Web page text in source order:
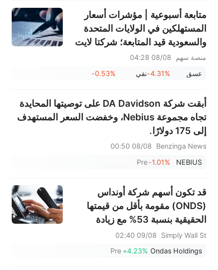
مايكروسوفت (MSFT) إلى 690
دولار
متابعة أسبوعية | مؤشرات أسعار
المستهلكين في الولايات المتحدة
والسعودية قيد المتابعة؛ شركتا لايت
وكور تعلنان عن أرباحهما؛ فعاليات
توزيع الأرباح لشركات سابك أغري-
وسابك (2010)
منصة سهم
08/08 04:28
عسق
-4.31%نقي -0.53%
أبقت شركة DA Davidson على توصيتها المحايدة
تجاه مجموعة Nebius، وخفضت السعر المستهدف
إلى 175 دولارًا.
Benzinga News
08/08 00:50
NEBIUS
-1.01%
Pre
قد تكون أسهم شركة أونداس
(ONDS) مقومة بأقل من قيمتها
الحقيقية بنسبة 53% مع زيادة
وضوح الإنتاج بفضل طلبية الجيش.
Simply Wall St
09/08 02:40
Ondas Holdings
+4.23%
Pre